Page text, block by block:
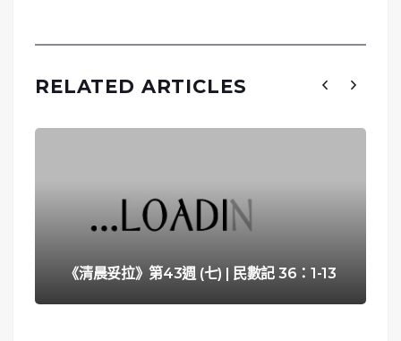
RELATED ARTICLES
《清晨妥拉》第43週 (七) | 民數記 36：1-13